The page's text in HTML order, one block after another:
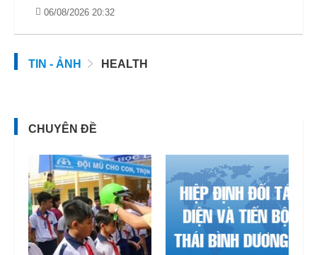
06/08/2026 20:32
TIN - ẢNH HEALTH
CHUYÊN ĐỀ